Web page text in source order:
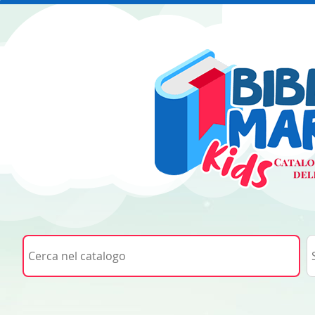
Cerca su "Cerca nel catalogo"